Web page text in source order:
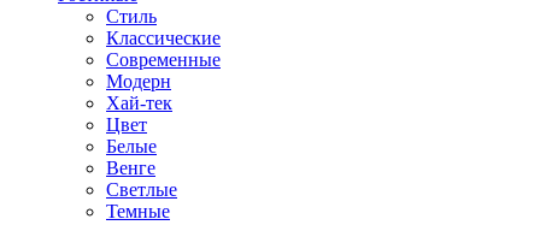
Стиль
Классические
Современные
Модерн
Хай-тек
Цвет
Белые
Венге
Светлые
Темные